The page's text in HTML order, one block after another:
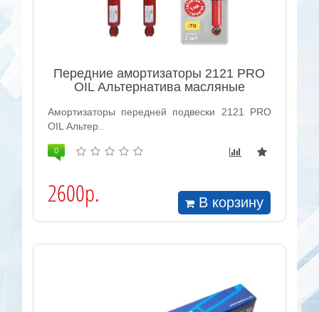
Передние амортизаторы 2121 PRO
OIL Альтернатива масляные
Амортизаторы передней подвески 2121 PRO
OIL Альтер..
0
2600р. В корзину